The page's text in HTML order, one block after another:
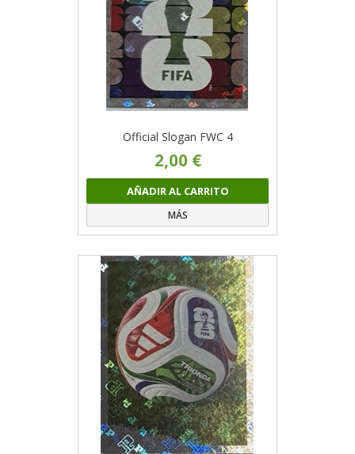
Official Slogan FWC 4
2,00 €
AÑADIR AL CARRITO
MÁS